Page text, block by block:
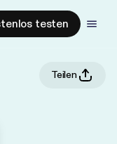
testen
Teilen